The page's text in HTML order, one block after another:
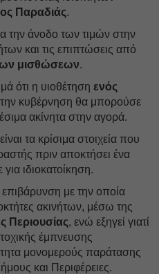
Παραδιάς.
την άνοδο των τιμών στην
και τις επιπτώσεις από
μισθώσεων.
ότι η υιοθέτηση ενός
κυβέρνηση θα μπορούσε
ακίνητα στην αγορά.
τα κρίσιμα στοιχεία που
πριν αποκτήσει ένα
ιδιοκατοίκηση.
επιβάρυνση με την οποία
ακινήτων, μέσω της
Περιουσίας, ενώ εξηγεί γιατί
έμπνευσης
μονομερούς παράτασης
και Περιφέρειες.